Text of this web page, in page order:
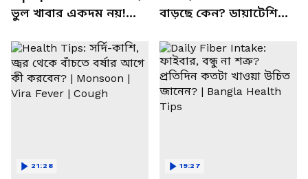
ভুল খাবার একদম নয়!
বাড়ছে কেন? ডায়াটেশিয়ান
21:28 19:27